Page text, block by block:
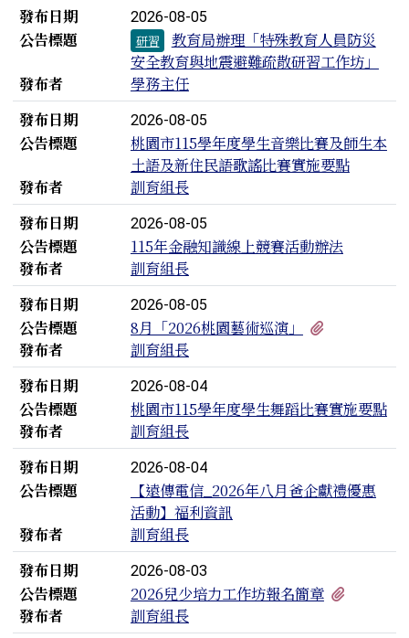
發布日期 2026-08-05
公告標題 研習
教育局辦理「特殊教育人員防災
安全教育與地震避難疏散研習工作坊」
發布者
學務主任
發布日期
2026-08-05
公告標題
桃園市115學年度學生音樂比賽及師生本
土語及新住民語歌謠比賽實施要點
發布者
訓育組長
發布日期
2026-08-05
公告標題
115年金融知識線上競賽活動辦法
發布者
訓育組長
發布日期
2026-08-05
公告標題 8月「2026桃園藝術巡演」
發布者
訓育組長
發布日期
2026-08-04
公告標題
桃園市115學年度學生舞蹈比賽實施要點
發布者
訓育組長
發布日期
2026-08-04
公告標題
【遠傳電信_2026年八月爸企獻禮優惠
活動】福利資訊
發布者
訓育組長
發布日期
2026-08-03
公告標題 2026兒少培力工作坊報名簡章
發布者
訓育組長